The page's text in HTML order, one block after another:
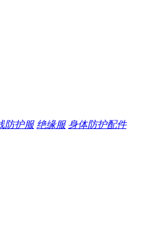
防护服 绝缘服 身体防护配件